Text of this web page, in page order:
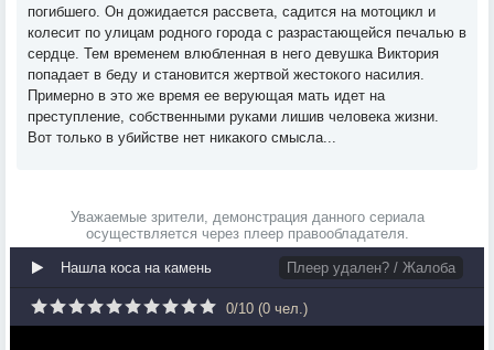
погибшего. Он дожидается рассвета, садится на мотоцикл и
колесит по улицам родного города с разрастающейся печалью в
сердце. Тем временем влюбленная в него девушка Виктория
попадает в беду и становится жертвой жестокого насилия.
Примерно в это же время ее верующая мать идет на
преступление, собственными руками лишив человека жизни.
Вот только в убийстве нет никакого смысла...
Уважаемые зрители, демонстрация данного сериала
осуществляется через плеер правообладателя.
Нашла коса на камень Плеер удален? / Жалоба
0/10 (0 чел.)